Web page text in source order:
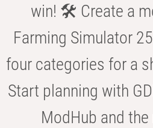
win! 🛠️ Create a
Farming Simulator
four categories for a
Start planning with
ModHub and